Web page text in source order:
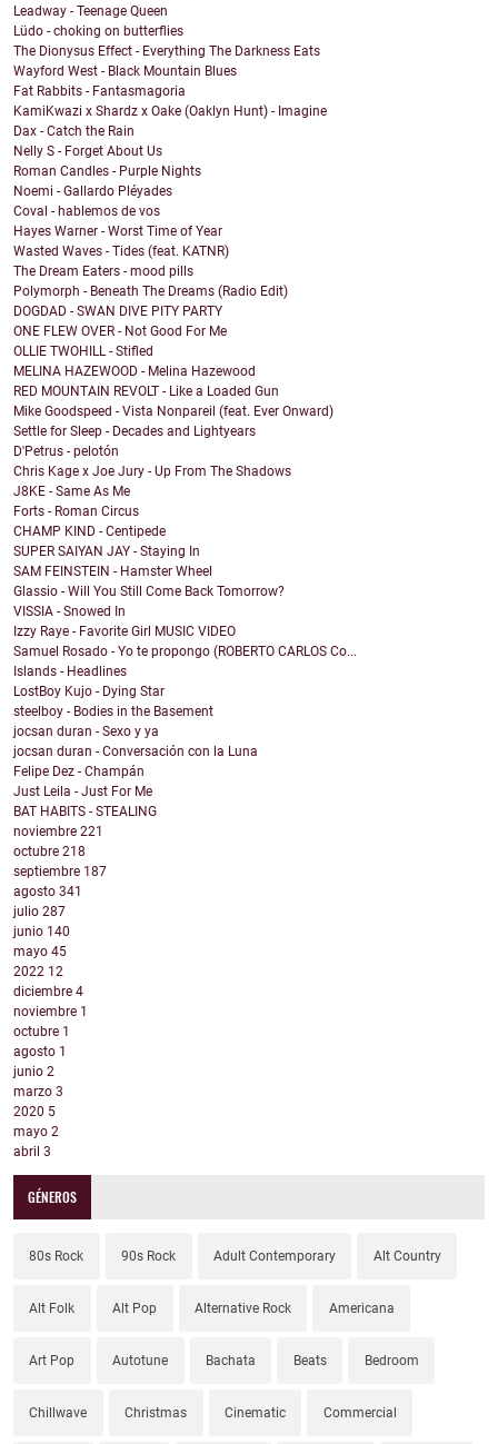
Leadway - Teenage Queen
Lüdo - choking on butterflies
The Dionysus Effect - Everything The Darkness Eats
Wayford West - Black Mountain Blues
Fat Rabbits - Fantasmagoria
KamiKwazi x Shardz x Oake (Oaklyn Hunt) - Imagine
Dax - Catch the Rain
Nelly S - Forget About Us
Roman Candles - Purple Nights
Noemi - Gallardo Pléyades
Coval - hablemos de vos
Hayes Warner - Worst Time of Year
Wasted Waves - Tides (feat. KATNR)
The Dream Eaters - mood pills
Polymorph - Beneath The Dreams (Radio Edit)
DOGDAD - SWAN DIVE PITY PARTY
ONE FLEW OVER - Not Good For Me
OLLIE TWOHILL - Stifled
MELINA HAZEWOOD - Melina Hazewood
RED MOUNTAIN REVOLT - Like a Loaded Gun
Mike Goodspeed - Vista Nonpareil (feat. Ever Onward)
Settle for Sleep - Decades and Lightyears
D'Petrus - pelotón
Chris Kage x Joe Jury - Up From The Shadows
J8KE - Same As Me
Forts - Roman Circus
CHAMP KIND - Centipede
SUPER SAIYAN JAY - Staying In
SAM FEINSTEIN - Hamster Wheel
Glassio - Will You Still Come Back Tomorrow?
VISSIA - Snowed In
Izzy Raye - Favorite Girl MUSIC VIDEO
Samuel Rosado - Yo te propongo (ROBERTO CARLOS Co...
Islands - Headlines
LostBoy Kujo - Dying Star
steelboy - Bodies in the Basement
jocsan duran - Sexo y ya
jocsan duran - Conversación con la Luna
Felipe Dez - Champán
Just Leila - Just For Me
BAT HABITS - STEALING
noviembre 221
octubre 218
septiembre 187
agosto 341
julio 287
junio 140
mayo 45
2022 12
diciembre 4
noviembre 1
octubre 1
agosto 1
junio 2
marzo 3
2020 5
mayo 2
abril 3
GÉNEROS
80s Rock 90s Rock Adult Contemporary Alt Country
Alt Folk Alt Pop Alternative Rock Americana
Art Pop Autotune Bachata Beats Bedroom
Chillwave Christmas Cinematic Commercial